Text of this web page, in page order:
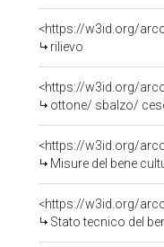
<https://w3id.org/
rilievo
<https://w3id.org/
ottone/ sbalzo/
<https://w3id.org/
Misure del bene
<https://w3id.org/
Stato tecnico del